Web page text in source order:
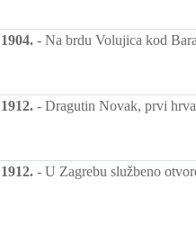
1904. - Na brdu Volujica kod
1912. - Dragutin Novak, prvi
1912. - U Zagrebu službeno